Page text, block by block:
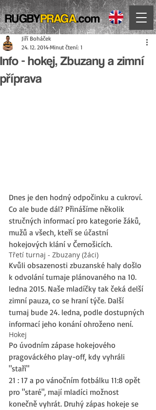
RUGBYPRAGA.com
Info - hokej, Zbuzany a zimní
příprava
Jiří Boháček
24. 12. 2014 Minut čtení: 1
Dnes je den hodný odpočinku a cukroví.
Co ale bude dál? Přinášíme několik
stručných informací pro kategorie žáků,
mužů a všech, kteří se účastní
hokejových klání v Černošicích.
Třetí turnaj - Zbuzany (žáci)
Kvůli obsazenosti zbuzanské haly došlo
k odvolání turnaje plánovaného na 10.
ledna 2015. Naše mladíčky tak čeká delší
zimní pauza, co se hraní týče. Další
turnaj bude 24. ledna, podle dostupných
informací jeho konání ohroženo není.
Hokej
Po úvodním zápase hokejového
pragováckého play-off, kdy vyhráli
"staří"
21 : 17 a po vánočním fotbálku 11:8 opět
pro "staré", mají mladíci možnost
konečně vyhrát. Druhý zápas hokeje se